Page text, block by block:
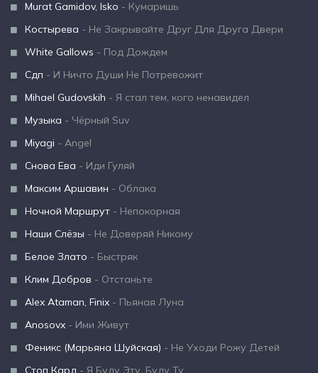
Murat Gamidov, Isko - Кумаришь
Костырева - Не Закрывайте Друг Для Друга Двери
White Gallows - Под Дождем
Сдп - И Ничто Души Не Потревожит
Mihael Gudovskih - Я стал тем, кого ненавидел
Музыка - Чёрный Suv
Miyagi - Angel
Снова Ева - Иди Гуляй
Максим Аршавин - Облака
Ночной Маршрут - Непокорная
Наши Слёзы - Не Доверяй Никому
Белое Злато - Быстряк
Клим Добров - Отстаньте
Alex Ataman, Finix - Пьяная Луна
Anosovx - Ими Живут
Феникс (Марьяна Шуйская) - Не Уходи Рожу Детей
Стоп Кард - Я Буду Эту, Буду Ту